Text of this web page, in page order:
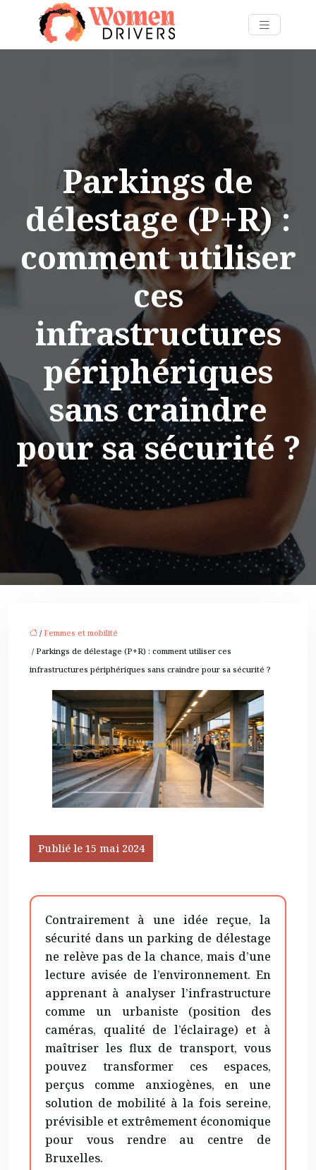
Parkings de
délestage (P+R) :
comment utiliser
ces
infrastructures
périphériques
sans craindre
pour sa sécurité ?
/ Femmes et mobilité
/ Parkings de délestage (P+R) : comment utiliser ces
infrastructures périphériques sans craindre pour sa sécurité ?
Publié le 15 mai 2024
Contrairement à une idée reçue, la
sécurité dans un parking de délestage
ne relève pas de la chance, mais d’une
lecture avisée de l’environnement. En
apprenant à analyser l’infrastructure
comme un urbaniste (position des
caméras, qualité de l’éclairage) et à
maîtriser les flux de transport, vous
pouvez transformer ces espaces,
perçus comme anxiogènes, en une
solution de mobilité à la fois sereine,
prévisible et extrêmement économique
pour vous rendre au centre de
Bruxelles.